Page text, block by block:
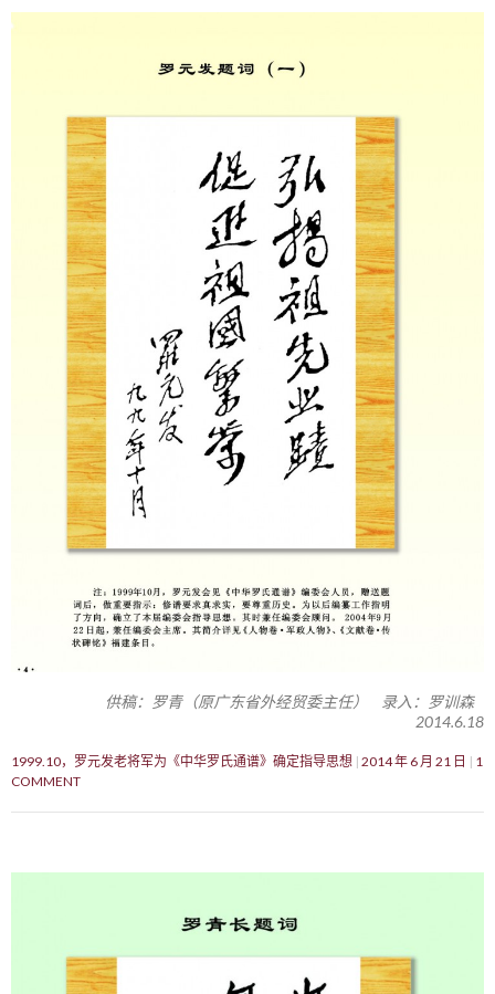
供稿：罗青（原广东省外经贸委主任） 录入：罗训森
2014.6.18
1999.10，罗元发老将军为《中华罗氏通谱》确定指导思想 2014 年 6 月 21 日
1
COMMENT